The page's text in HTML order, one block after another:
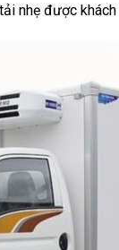
nhẹ được